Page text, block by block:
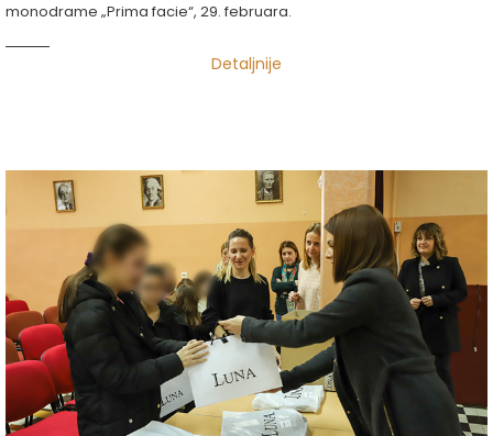
monodrame „Prima facie“, 29. februara.
Detaljnije